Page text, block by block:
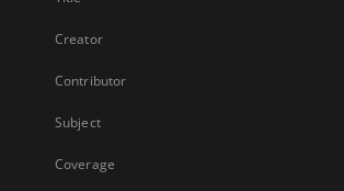
Creator
Contributor
Subject
Coverage